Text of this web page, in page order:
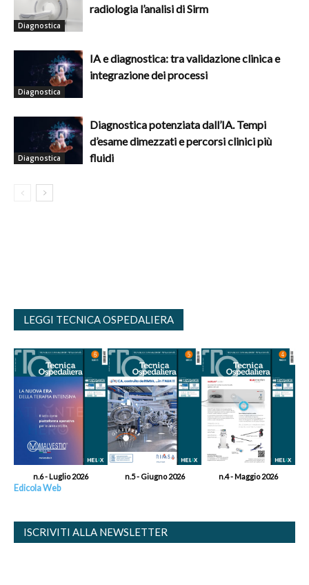
Diagnostica
radiologia l’analisi di Sirm
Diagnostica
IA e diagnostica: tra validazione clinica e
integrazione dei processi
Diagnostica
Diagnostica potenziata dall’IA. Tempi
d’esame dimezzati e percorsi clinici più
fluidi
LEGGI TECNICA OSPEDALIERA
n.6 - Luglio 2026 n.5 - Giugno 2026 n.4 - Maggio 2026
Edicola Web
ISCRIVITI ALLA NEWSLETTER